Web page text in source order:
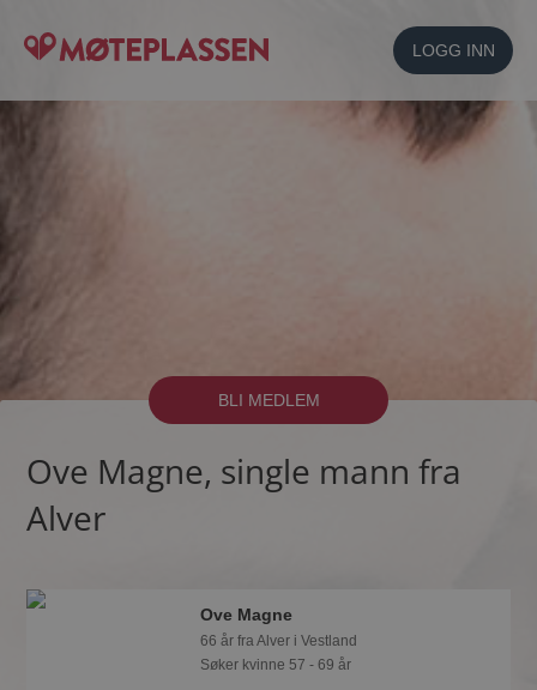
LOGG INN
BLI MEDLEM
Ove Magne, single mann fra
Alver
Ove Magne
66 år fra Alver i Vestland
Søker kvinne 57 - 69 år